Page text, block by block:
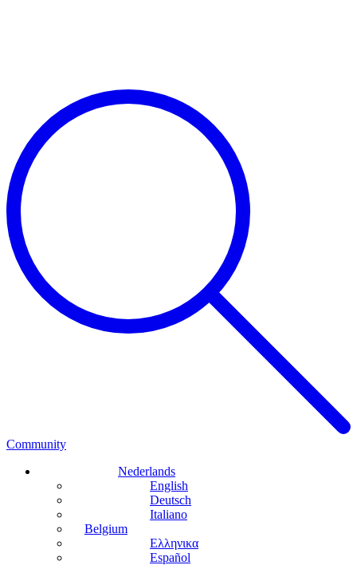
Community
Nederlands
English
Deutsch
Italiano
Belgium
Ελληνικα
Español